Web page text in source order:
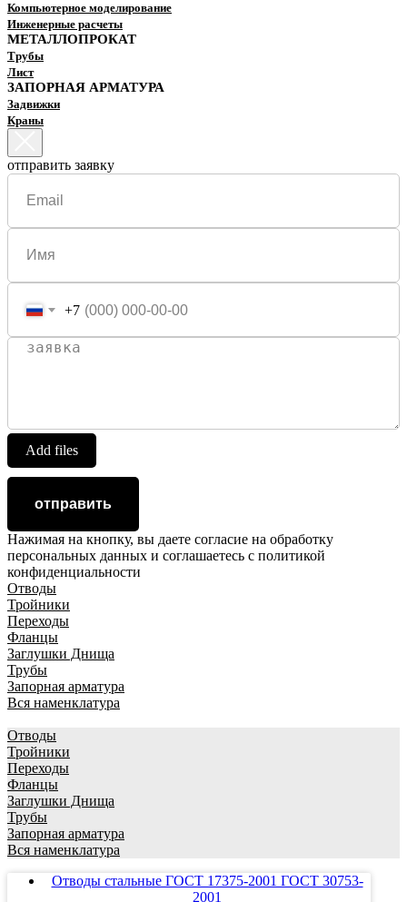
Компьютерное моделирование
Инженерные расчеты
МЕТАЛЛОПРОКАТ
Трубы
Лист
ЗАПОРНАЯ АРМАТУРА
Задвижки
Краны
отправить заявку
+7
Add files
отправить
Нажимая на кнопку, вы даете согласие на обработку
персональных данных и соглашаетесь c политикой
конфиденциальности
Отводы
Тройники
Переходы
Фланцы
Заглушки Днища
Трубы
Запорная арматура
Вся наменклатура
Отводы
Тройники
Переходы
Фланцы
Заглушки Днища
Трубы
Запорная арматура
Вся наменклатура
Отводы стальные ГОСТ 17375-2001 ГОСТ 30753-
2001